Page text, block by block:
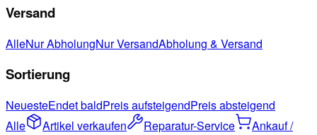
Versand
AlleNur AbholungNur VersandAbholung & Versand
Sortierung
NeuesteEndet baldPreis aufsteigendPreis absteigend
Alle
Artikel verkaufen Reparatur-Service
Ankauf /